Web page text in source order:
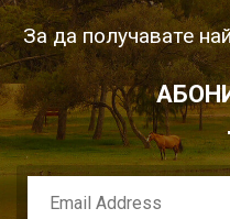
За да получавате